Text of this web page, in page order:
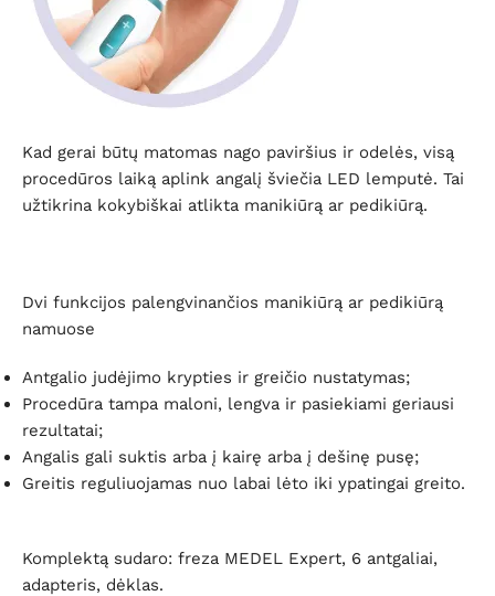
Kad gerai būtų matomas nago paviršius ir odelės, visą
procedūros laiką aplink angalį šviečia LED lemputė. Tai
užtikrina kokybiškai atlikta manikiūrą ar pedikiūrą.
Dvi funkcijos palengvinančios manikiūrą ar pedikiūrą
namuose
Antgalio judėjimo krypties ir greičio nustatymas;
Procedūra tampa maloni, lengva ir pasiekiami geriausi
rezultatai;
Angalis gali suktis arba į kairę arba į dešinę pusę;
Greitis reguliuojamas nuo labai lėto iki ypatingai greito.
Komplektą sudaro: freza MEDEL Expert, 6 antgaliai,
adapteris, dėklas.